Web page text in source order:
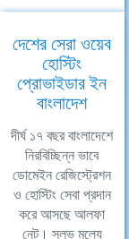
দেশের সেরা ওয়েব
হোস্টিং
প্রোভাইডার ইন
বাংলাদেশ
দীর্ঘ ১৭ বছর বাংলাদেশে
নিরবিচ্ছিন্ন ভাবে
ডোমেইন রেজিস্ট্রেশন
ও হোস্টিং সেবা প্রদান
করে আসছে আলফা
নেট। সুলভ মূল্যে